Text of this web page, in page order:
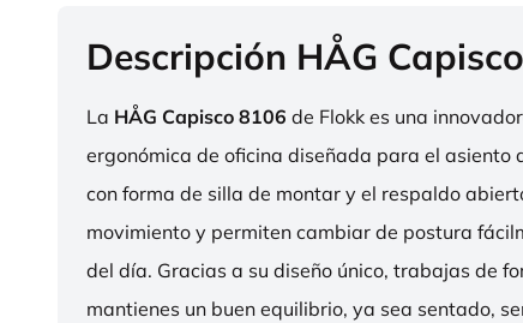
Descripción HÅG
La HÅG Capisco 8106 de Flokk es una
ergonómica de oficina diseñada para el asiento
con forma de silla de montar y el respaldo
movimiento y permiten cambiar de postura
del día. Gracias a su diseño único, trabajas de
mantienes un buen equilibrio, ya sea sentado,